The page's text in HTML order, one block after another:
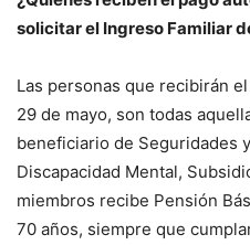
solicitar el Ingreso Familiar
Las personas que recibirán
29 de mayo, son todas
beneficiario de Seguridades
Discapacidad Mental,
miembros recibe Pensión
70 años, siempre que